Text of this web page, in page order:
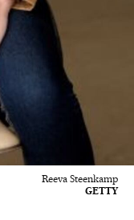
Reeva Steenkamp
GETTY